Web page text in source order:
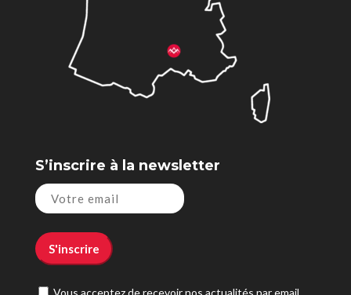
S’inscrire à la newsletter
Vous acceptez de recevoir nos actualités par email.